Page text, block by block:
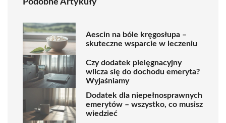
Podobne Artykuły
Aescin na bóle kręgosłupa –
skuteczne wsparcie w leczeniu
Czy dodatek pielęgnacyjny
wlicza się do dochodu emeryta?
Wyjaśniamy
Dodatek dla niepełnosprawnych
emerytów – wszystko, co musisz
wiedzieć